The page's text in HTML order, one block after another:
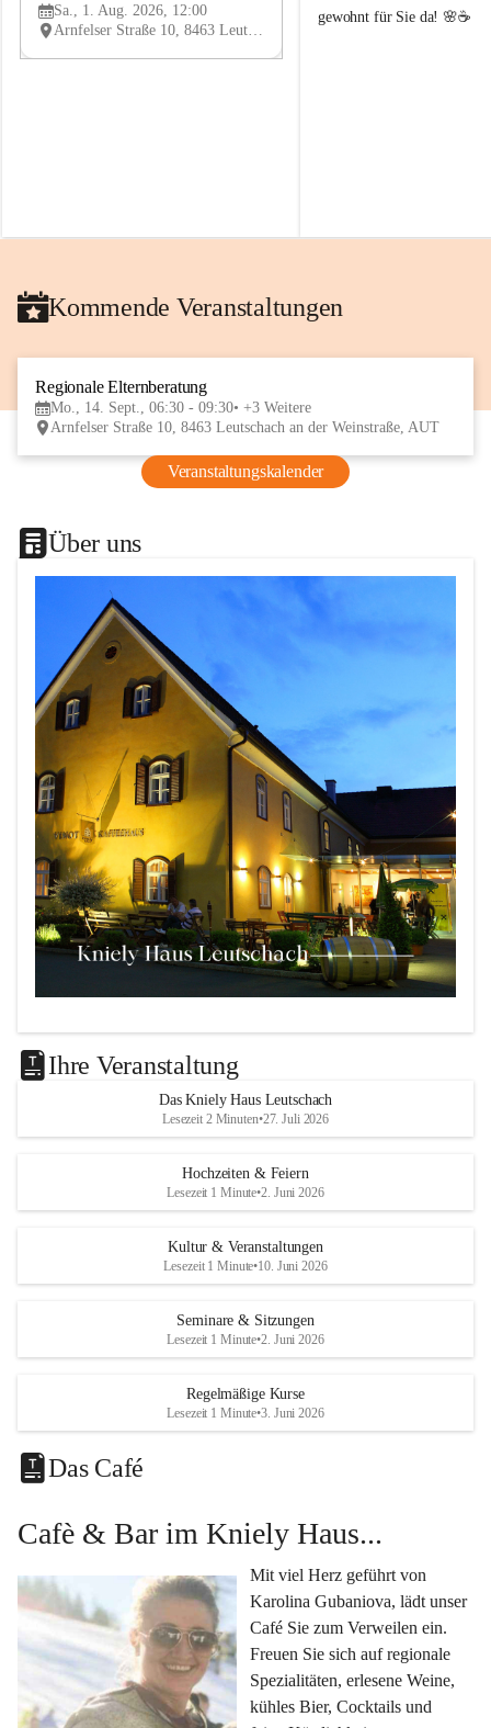
Herzog
Sa., 1. Aug. 2026, 12:00
Arnfelser Straße 10, 8463 Leutschach an der Weinstraße, AUT
y
gewohnt für Sie da! 🌸☕
Kommende Veranstaltungen
Regionale Elternberatung
Mo., 14. Sept., 06:30 - 09:30 +3 Weitere
Arnfelser Straße 10, 8463 Leutschach an der Weinstraße, AUT
Veranstaltungskalender
Über uns
in unserem wunderschönen Leutschach an der Weinstraße!
Unsere Highlights:
Ein klimatisierter Seminarraum für kleinere Gruppen
bis 25 Personen.
Eine voll ausgestattete Küche
für Catering oder
eigene kulinarische Highlights.
Klimatisiertes Foyer mit Theken-Infrastruktur,
Künstlergarderobe, kleiner Garten und Festwiese –
alles für Ihre perfekte Veranstaltung.
Seminare & Workshops, Hochzeiten &
Familienfeiern, Tagungen, Kulturevents oder Kundenevents
– bei uns finden Sie den passenden Rahmen für Ihre Ideen.
Lassen Sie sich von Karolina Gubaniova mit regionalen
Spezialitäten, edlen Weinen und kleinen Köstlichkeiten
verwöhnen.
Fragen oder Anfragen?
Kontaktieren Sie uns gerne per Mail
l.kohlmaier@leutschach-weinstrasse.gv.at
oder
+4334547060223
Ihre Veranstaltung
Das Kniely Haus Leutschach
Lesezeit 2 Minuten•27. Juli 2026
Hochzeiten & Feiern
Lesezeit 1 Minute•2. Juni 2026
Kultur & Veranstaltungen
Lesezeit 1 Minute•10. Juni 2026
Seminare & Sitzungen
Lesezeit 1 Minute•2. Juni 2026
Regelmäßige Kurse
Lesezeit 1 Minute•3. Juni 2026
Das Café
Cafè & Bar im Kniely Haus...
Mit viel Herz geführt von
Karolina Gubaniova, lädt unser
Café Sie zum Verweilen ein.
Freuen Sie sich auf regionale
Spezialitäten, erlesene Weine,
kühles Bier, Cocktails und